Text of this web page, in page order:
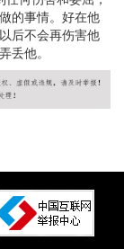
的事情。好在他
后不会再伤害他
丢他。